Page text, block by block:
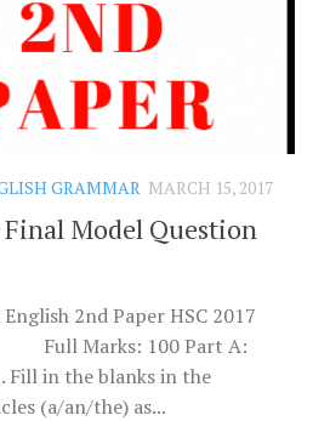
GRAMMAR MARCH 15, 2017
Model Question
2nd Paper HSC 2017
Marks: 100 Part A:
Fill in the blanks in the
(a/an/the) as...